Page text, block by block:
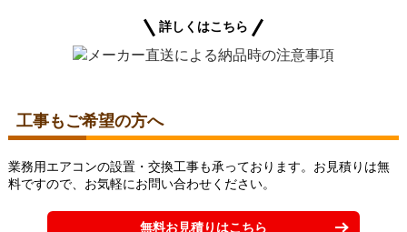
詳しくはこちら
工事もご希望の方へ
業務用エアコンの設置・交換工事も承っております。お見積りは無
料ですので、お気軽にお問い合わせください。
無料お見積りはこちら